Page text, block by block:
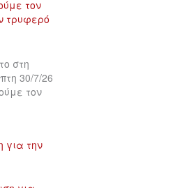
στη
30/7/26
τον
για την